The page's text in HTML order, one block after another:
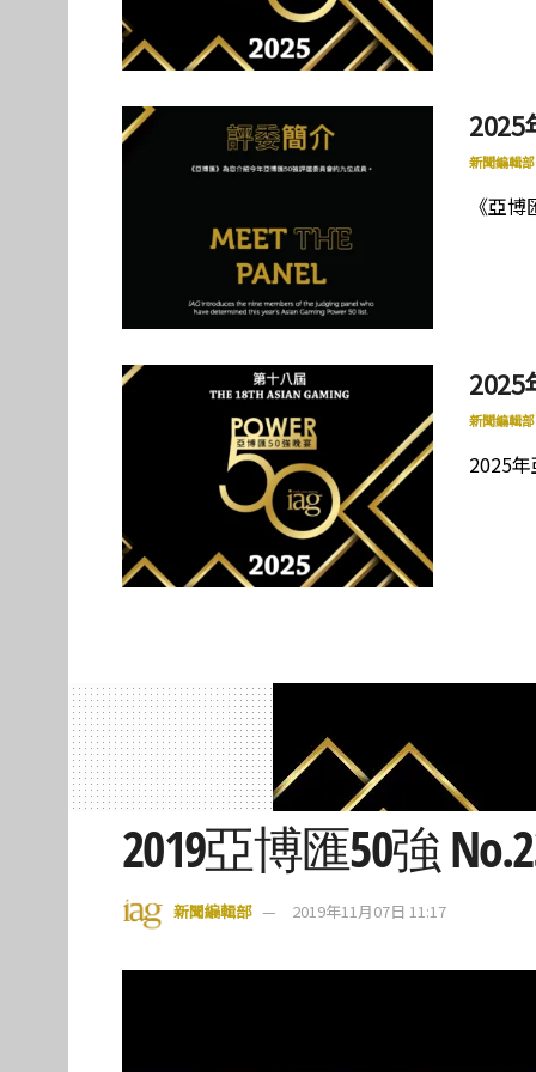
2025
新聞編輯部
《亞
2025
新聞編輯部
2025
2019亞博匯50強
新聞編輯部 2019年11月07日 11:17